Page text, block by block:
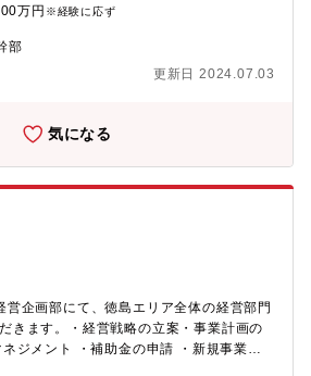
理事務の管理・対外交渉・広報活動の企
万円 ※経験に応ず
部
更新日 2024.07.03
気になる
営企画部にて、徳島エリア全体の経営部門
きます。・経営戦略の立案・事業計画の
ジメント ・補助金の申請 ・新規事業計